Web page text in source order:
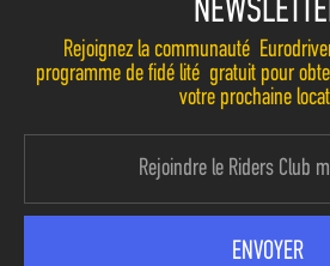
Rejoignez la communauté
programme de fidélité gratuit pour
votre prochaine